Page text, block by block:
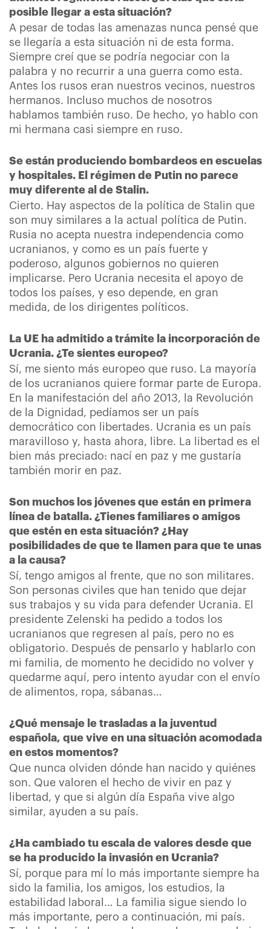
posible llegar a esta situación?
A pesar de todas las amenazas nunca pensé que
se llegaría a esta situación ni de esta forma.
Siempre creí que se podría negociar con la
palabra y no recurrir a una guerra como esta.
Antes los rusos eran nuestros vecinos, nuestros
hermanos. Incluso muchos de nosotros
hablamos también ruso. De hecho, yo hablo con
mi hermana casi siempre en ruso.
Se están produciendo bombardeos en escuelas
y hospitales. El régimen de Putin no parece
muy diferente al de Stalin.
Cierto. Hay aspectos de la política de Stalin que
son muy similares a la actual política de Putin.
Rusia no acepta nuestra independencia como
ucranianos, y como es un país fuerte y
poderoso, algunos gobiernos no quieren
implicarse. Pero Ucrania necesita el apoyo de
todos los países, y eso depende, en gran
medida, de los dirigentes políticos.
La UE ha admitido a trámite la incorporación de
Ucrania. ¿Te sientes europeo?
Sí, me siento más europeo que ruso. La mayoría
de los ucranianos quiere formar parte de Europa.
En la manifestación del año 2013, la Revolución
de la Dignidad, pedíamos ser un país
democrático con libertades. Ucrania es un país
maravilloso y, hasta ahora, libre. La libertad es el
bien más preciado: nací en paz y me gustaría
también morir en paz.
Son muchos los jóvenes que están en primera
línea de batalla. ¿Tienes familiares o amigos
que estén en esta situación? ¿Hay
posibilidades de que te llamen para que te unas
a la causa?
Sí, tengo amigos al frente, que no son militares.
Son personas civiles que han tenido que dejar
sus trabajos y su vida para defender Ucrania. El
presidente Zelenski ha pedido a todos los
ucranianos que regresen al país, pero no es
obligatorio. Después de pensarlo y hablarlo con
mi familia, de momento he decidido no volver y
quedarme aquí, pero intento ayudar con el envío
de alimentos, ropa, sábanas…
¿Qué mensaje le trasladas a la juventud
española, que vive en una situación acomodada
en estos momentos?
Que nunca olviden dónde han nacido y quiénes
son. Que valoren el hecho de vivir en paz y
libertad, y que si algún día España vive algo
similar, ayuden a su país.
¿Ha cambiado tu escala de valores desde que
se ha producido la invasión en Ucrania?
Sí, porque para mí lo más importante siempre ha
sido la familia, los amigos, los estudios, la
estabilidad laboral… La familia sigue siendo lo
más importante, pero a continuación, mi país.